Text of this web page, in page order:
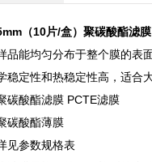
（10片/盒）聚碳酸酯滤
品能均匀分布于整个膜的表
稳定性和热稳定性高，适合
碳酸酯滤膜 PCTE滤膜
碳酸酯薄膜
见参数规格表